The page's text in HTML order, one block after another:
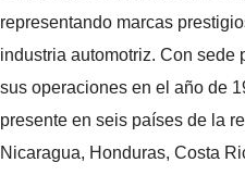
representando marcas
industria automotriz. Con
sus operaciones en el año de
presente en seis países de la
Nicaragua, Honduras, Costa